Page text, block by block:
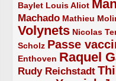
Baylet
2/5 Louis Aliot
2/5
5/5
Machado
3/5 Mathieu
2/5
1/5
Volynets
5/5 Nicolas
2/5
1/5
Scholz
2/5 Passe
4/5
2/5
Enthoven
2/5 Raquel
5/5
4/5
Rudy Reichstadt
3/5
4/5
2/5